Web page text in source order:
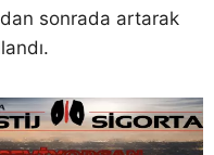
sonrada artarak